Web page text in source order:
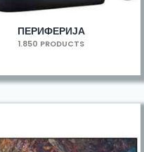
ПЕРИФЕРИЈА
1.850 PRODUCTS